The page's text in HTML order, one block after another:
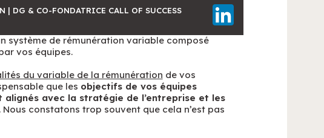
| DG & CO-FONDATRICE CALL OF SUCCESS
système de rémunération variable composé
vos équipes.
du variable de la rémunération de vos
que les objectifs de vos équipes
avec la stratégie de l’entreprise et les
. Nous constatons trop souvent que cela n’est pas